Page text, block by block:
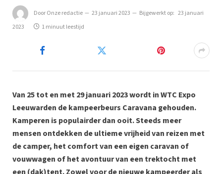
DoorOnze redactie 23 januari 2023 Bijgewerkt op: 23 januari
2023
1 minuut leestijd
Van 25 tot en met 29 januari 2023 wordt in WTC Expo
Leeuwarden de kampeerbeurs Caravana gehouden.
Kamperen is populairder dan ooit. Steeds meer
mensen ontdekken de ultieme vrijheid van reizen met
de camper, het comfort van een eigen caravan of
vouwwagen of het avontuur van een trektocht met